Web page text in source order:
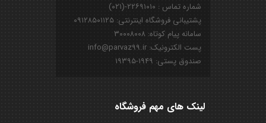
شماره تماس : ۲۲۶۹۱۰۱۰-(۰۲۱)
پشتیبانی فروشگاه اینترنتی: ۰۹۱۲۸۵۰۱۱۲۵
سامانه پیام کوتاه: ۳۰۰۰۸۰۰۸
پست الکترونیک: info@parvaz99.ir
صندوق پستی: ۱۹۴۹-۱۹۳۹۵
لینک های مهم فروشگاه